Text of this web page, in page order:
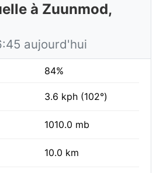
à Zuunmod,
aujourd'hui
84%
3.6 kph (102°)
1010.0 mb
10.0 km